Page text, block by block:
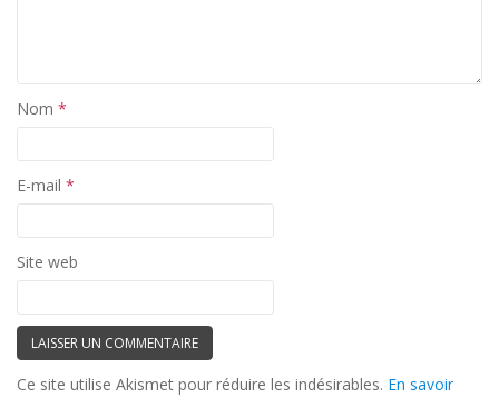
Nom *
E-mail *
Site web
Ce site utilise Akismet pour réduire les indésirables. En savoir